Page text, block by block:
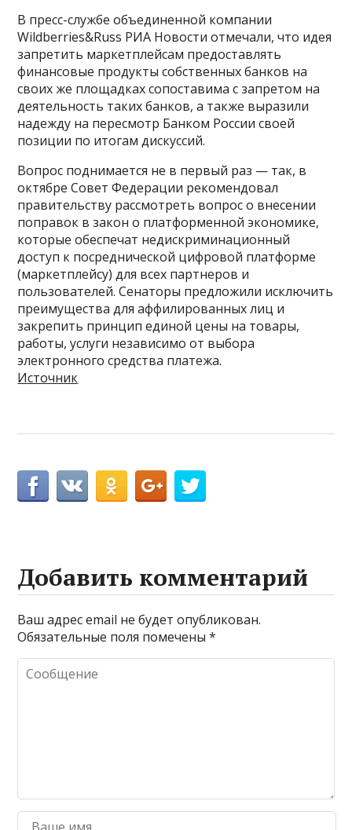
В пресс-службе объединенной компании
Wildberries&Russ РИА Новости отмечали, что идея
запретить маркетплейсам предоставлять
финансовые продукты собственных банков на
своих же площадках сопоставима с запретом на
деятельность таких банков, а также выразили
надежду на пересмотр Банком России своей
позиции по итогам дискуссий.
Вопрос поднимается не в первый раз — так, в
октябре Совет Федерации рекомендовал
правительству рассмотреть вопрос о внесении
поправок в закон о платформенной экономике,
которые обеспечат недискриминационный
доступ к посреднической цифровой платформе
(маркетплейсу) для всех партнеров и
пользователей. Сенаторы предложили исключить
преимущества для аффилированных лиц и
закрепить принцип единой цены на товары,
работы, услуги независимо от выбора
электронного средства платежа.
Источник
Добавить комментарий
Ваш адрес email не будет опубликован.
Обязательные поля помечены*